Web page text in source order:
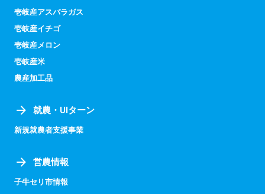
壱岐産アスパラガス
壱岐産イチゴ
壱岐産メロン
壱岐産米
農産加工品
就農・UIターン
新規就農者支援事業
営農情報
子牛セリ市情報